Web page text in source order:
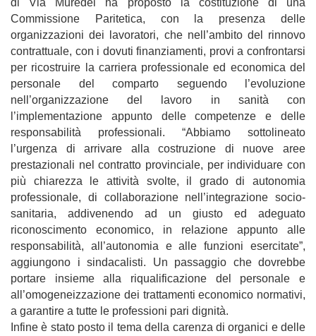
Commissione Paritetica, con la presenza delle
organizzazioni dei lavoratori, che nell’ambito del rinnovo
contrattuale, con i dovuti finanziamenti, provi a confrontarsi
per ricostruire la carriera professionale ed economica del
personale del comparto seguendo l’evoluzione
nell’organizzazione del lavoro in sanità con
l’implementazione appunto delle competenze e delle
responsabilità professionali. “Abbiamo sottolineato
l’urgenza di arrivare alla costruzione di nuove aree
prestazionali nel contratto provinciale, per individuare con
più chiarezza le attività svolte, il grado di autonomia
professionale, di collaborazione nell’integrazione socio-
sanitaria, addivenendo ad un giusto ed adeguato
riconoscimento economico, in relazione appunto alle
responsabilità, all’autonomia e alle funzioni esercitate”,
aggiungono i sindacalisti. Un passaggio che dovrebbe
portare insieme alla riqualificazione del personale e
all’omogeneizzazione dei trattamenti economico normativi,
a garantire a tutte le professioni pari dignità.
Infine è stato posto il tema della carenza di organici e delle